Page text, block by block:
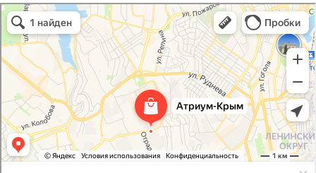
Атриум-Крым
Системы водоснабжения, отопления, канализации в Севастополе
Снабжение строительных объектов в Севастополе